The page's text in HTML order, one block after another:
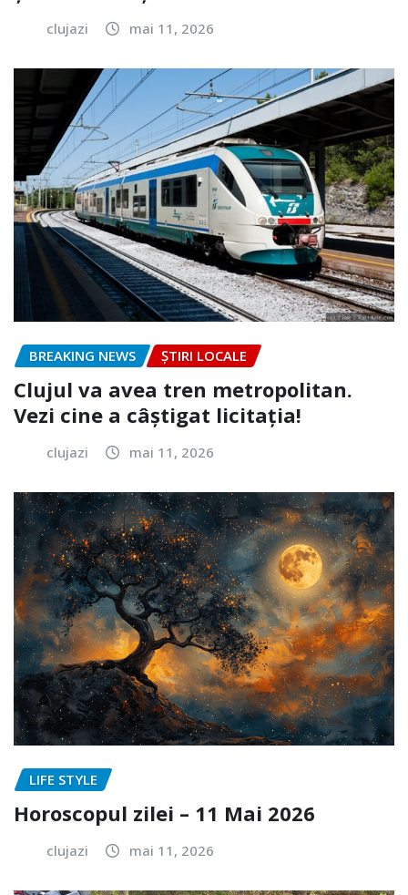
clujazi mai 11, 2026
BREAKING NEWS ȘTIRI LOCALE
Clujul va avea tren metropolitan.
Vezi cine a câștigat licitația!
clujazi mai 11, 2026
LIFE STYLE
Horoscopul zilei – 11 Mai 2026
clujazi mai 11, 2026